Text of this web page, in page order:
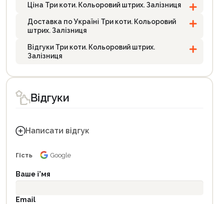
Ціна Три коти. Кольоровий штрих. Залізниця
Доставка по Україні Три коти. Кольоровий
штрих. Залізниця
Відгуки Три коти. Кольоровий штрих.
Залізниця
Відгуки
Написати відгук
Гість Google
Ваше і'мя
Email